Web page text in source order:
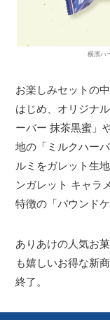
横濱ハ
お楽しみセットの
はじめ、オリジナ
ーバー 抹茶黒蜜」
地の「ミルクハー
ルミをガレット生
ンガレット キャラ
特徴の「パウンド
ありあけの人気お
も嬉しいお得な新
終了。